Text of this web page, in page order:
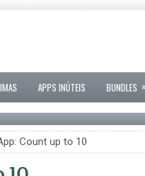
APPS INÚTEIS BUNDLES »
Count up to 10